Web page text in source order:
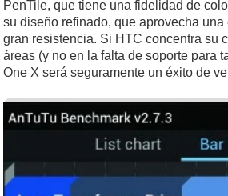
PenTile, que tiene una fidelidad de
su diseño refinado, que aprovecha
gran resistencia. Si HTC concentra su
áreas (y no en la falta de soporte para
One X será seguramente un éxito de